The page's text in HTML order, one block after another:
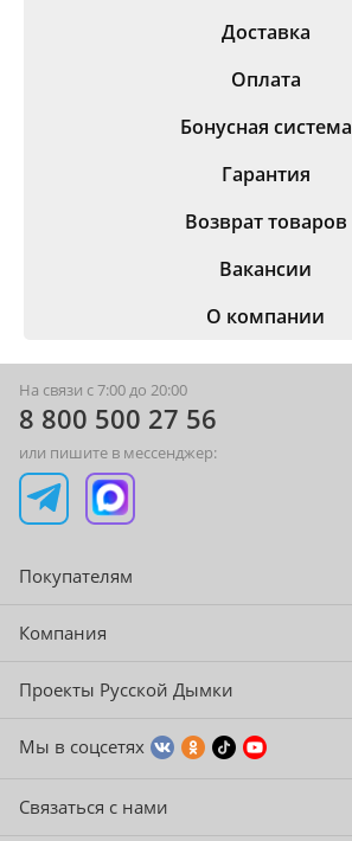
Доставка
Оплата
Бонусная система
Гарантия
Возврат товаров
Вакансии
О компании
На связи с 7:00 до 20:00
8 800 500 27 56
или пишите в мессенджер:
Покупателям
Компания
Проекты Русской Дымки
Мы в соцсетях
Связаться с нами